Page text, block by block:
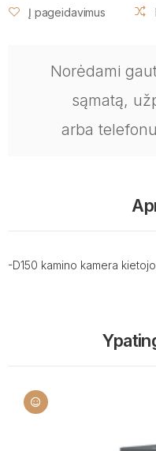
Į pageidavimus
Norėdami
sąmatą,
arba
-D150 kamino kamera